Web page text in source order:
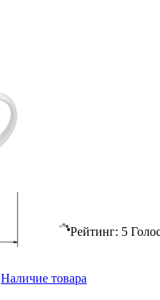
Рейтинг: 5
Наличие товара